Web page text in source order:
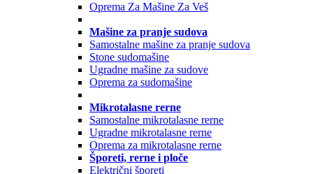
Oprema Za Mašine Za Veš
Mašine za pranje sudova
Samostalne mašine za pranje sudova
Stone sudomašine
Ugradne mašine za sudove
Oprema za sudomašine
Mikrotalasne rerne
Samostalne mikrotalasne rerne
Ugradne mikrotalasne rerne
Oprema za mikrotalasne rerne
Šporeti, rerne i ploče
Električni šporeti